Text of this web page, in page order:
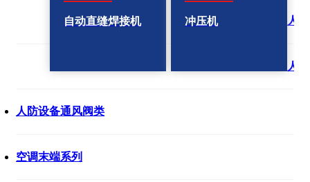
自动直缝焊接机 冲压机 人
人
人防设备通风阀类
空调末端系列